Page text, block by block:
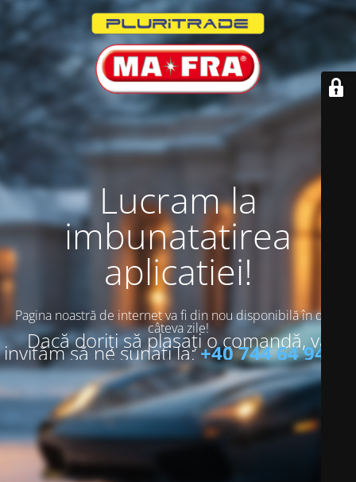
Lucram la
imbunatatirea
aplicatiei!
Pagina noastră de internet va fi din nou disponibilă în doar
câteva zile!
Dacă doriți să plasați o comandă, vă
invităm să ne sunați la:+40 744 64 94 13